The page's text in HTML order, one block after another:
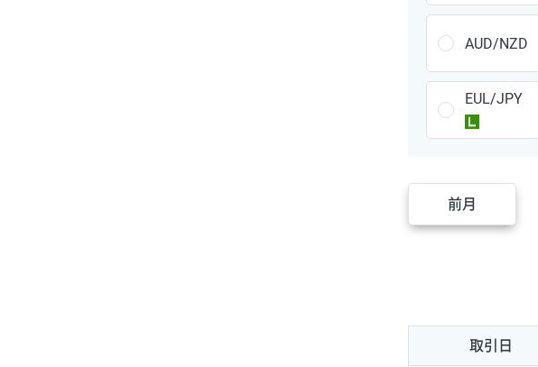
PLN/JPY
HUF/JPY
ZAR/JPY
MXN/JPY
AUD/USD
AUD/NZD
EUL/JPY
前月
取引日